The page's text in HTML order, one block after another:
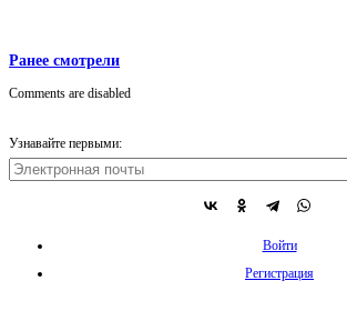
Ранее смотрели
Comments are disabled
Узнавайте первыми:
Войти
Регистрация